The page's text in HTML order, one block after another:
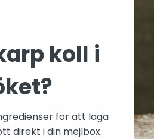
koll i
för att laga
direkt i din mejlbox.